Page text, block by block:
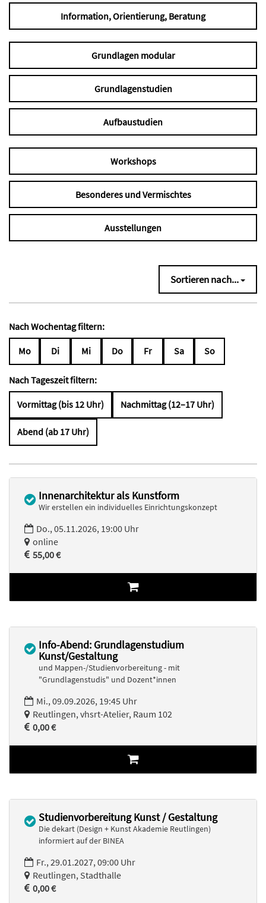
Information, Orientierung, Beratung
Grundlagen modular
Grundlagenstudien
Aufbaustudien
Workshops
Besonderes und Vermischtes
Ausstellungen
Sortieren nach...
Nach Wochentag filtern:
Mo Di Mi Do Fr Sa So
Nach Tageszeit filtern:
Vormittag (bis 12 Uhr) Nachmittag (12–17 Uhr)
Abend (ab 17 Uhr)
Innenarchitektur als Kunstform
Wir erstellen ein individuelles Einrichtungskonzept
Do., 05.11.2026, 19:00 Uhr
online
55,00 €
Info-Abend: Grundlagenstudium
Kunst/Gestaltung
und Mappen-/Studienvorbereitung - mit
"Grundlagenstudis" und Dozent*innen
Mi., 09.09.2026, 19:45 Uhr
Reutlingen, vhsrt-Atelier, Raum 102
0,00 €
Studienvorbereitung Kunst / Gestaltung
Die dekart (Design + Kunst Akademie Reutlingen)
informiert auf der BINEA
Fr., 29.01.2027, 09:00 Uhr
Reutlingen, Stadthalle
0,00 €